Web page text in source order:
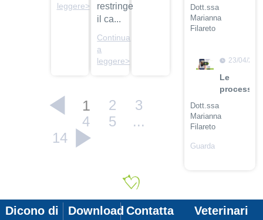
leggere>
restringe
il ca...
Continua
a
leggere>
1 2
3
4
5
...
14
Dott.ssa
Marianna
Filareto
il video
23/04/
Le
Dott.ssa
Marianna
Filareto
Guarda
Pet
con
Dicono di
Download Contatta
Veterinari